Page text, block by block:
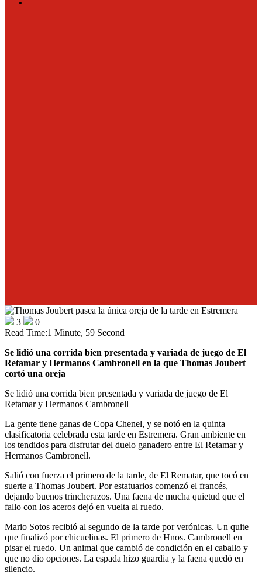
3
0
Read Time:1 Minute, 59 Second
Se lidió una corrida bien presentada y variada de juego de El
Retamar y Hermanos Cambronell en la que Thomas Joubert
cortó una oreja
Se lidió una corrida bien presentada y variada de juego de El
Retamar y Hermanos Cambronell
La gente tiene ganas de Copa Chenel, y se notó en la quinta
clasificatoria celebrada esta tarde en Estremera. Gran ambiente en
los tendidos para disfrutar del duelo ganadero entre El Retamar y
Hermanos Cambronell.
Salió con fuerza el primero de la tarde, de El Rematar, que tocó en
suerte a Thomas Joubert. Por estatuarios comenzó el francés,
dejando buenos trincherazos. Una faena de mucha quietud que el
fallo con los aceros dejó en vuelta al ruedo.
Mario Sotos recibió al segundo de la tarde por verónicas. Un quite
que finalizó por chicuelinas. El primero de Hnos. Cambronell en
pisar el ruedo. Un animal que cambió de condición en el caballo y
que no dio opciones. La espada hizo guardia y la faena quedó en
silencio.